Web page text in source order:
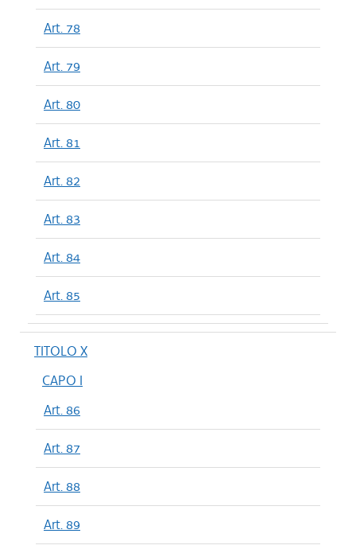
Art. 78
Art. 79
Art. 80
Art. 81
Art. 82
Art. 83
Art. 84
Art. 85
TITOLO X
CAPO I
Art. 86
Art. 87
Art. 88
Art. 89